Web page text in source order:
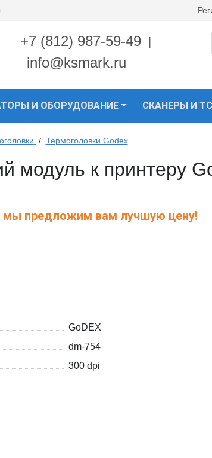
+7 (812) 987-59-49
info@ksmark.ru
И ОБОРУДОВАНИЕ СКАНЕРЫ И
/ Термоголовки Godex
модуль к принтеру
мы предложим вам лучшую цену!
GoDEX
dm-754
300 dpi